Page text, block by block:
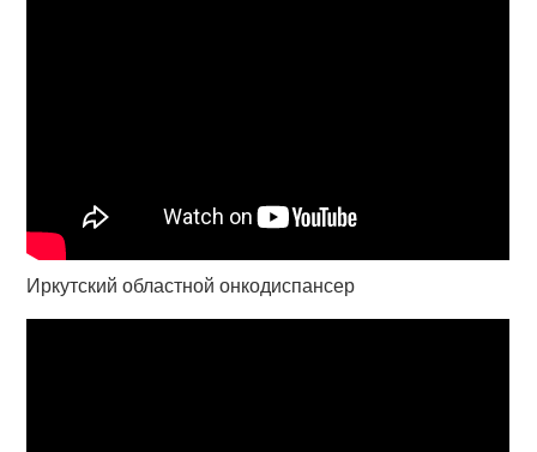
Иркутский областной онкодиспансер